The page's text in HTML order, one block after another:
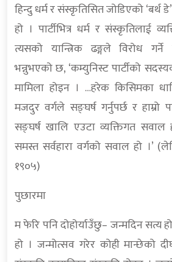
हिन्दु धर्म र संस्कृतिसित जोडिएको
हो । पार्टीभित्र धर्म र संस्कृतिलाई
त्यसको यान्त्रिक ढङ्गले विरोध गर्ने
भन्नुभएको छ, ‘कम्युनिस्ट पार्टीको
मामिला होइन । …हरेक किसिमका
मजदुर वर्गले सङ्घर्ष गर्नुपर्छ र हाम्रो
सङ्घर्ष खालि एउटा व्यक्तिगत सवाल
समस्त सर्वहारा वर्गको सवाल हो ।’
१९०५)
पुछारमा
म फेरि पनि दोहोर्याउँछु– जन्मदिन सत्य
हो । जन्मोत्सव गरेर कोही मान्छेको